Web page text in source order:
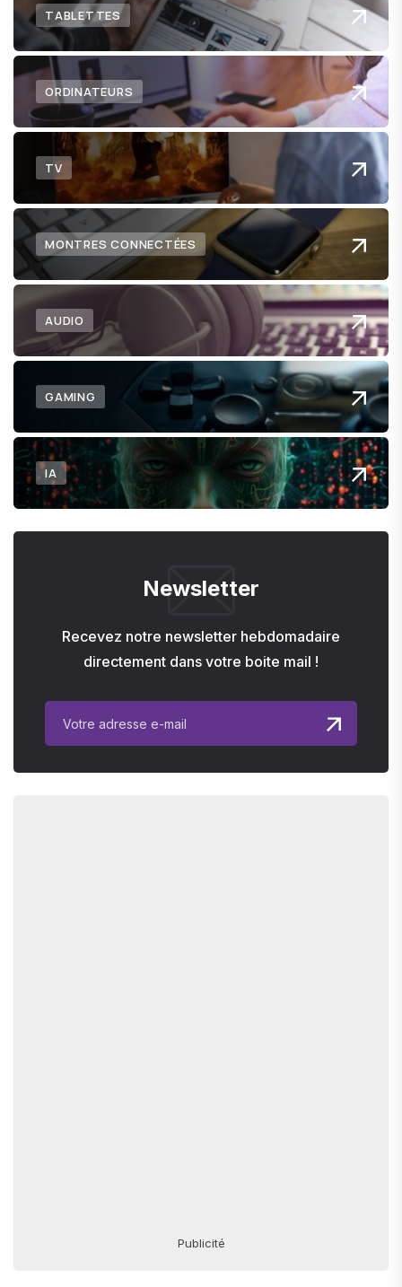
TABLETTES
ORDINATEURS
TV
MONTRES CONNECTÉES
AUDIO
GAMING
IA
Newsletter
Recevez notre newsletter hebdomadaire
directement dans votre boite mail !
Publicité